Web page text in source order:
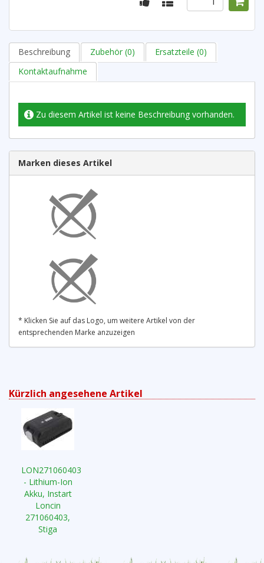
Beschreibung Zubehör (0)
Ersatzteile (0)
Kontaktaufnahme
Zu diesem Artikel ist keine Beschreibung vorhanden.
Marken dieses Artikel
* Klicken Sie auf das Logo, um weitere Artikel von der
entsprechenden Marke anzuzeigen
Kürzlich angesehene Artikel
LON271060403
- Lithium-Ion
Akku, Instart
Loncin
271060403,
Stiga